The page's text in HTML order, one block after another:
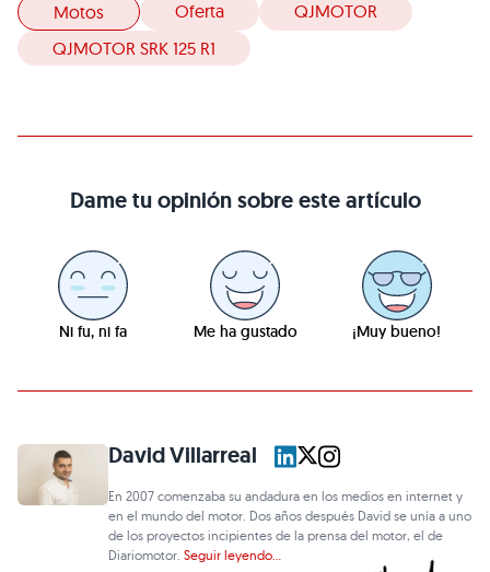
Motos Oferta
QJMOTOR
QJMOTOR SRK 125 R1
Dame tu opinión sobre este artículo
Ni fu, ni fa Me ha gustado ¡Muy bueno!
David Villarreal
En 2007 comenzaba su andadura en los medios en internet y
en el mundo del motor. Dos años después David se unía a uno
de los proyectos incipientes de la prensa del motor, el de
Diariomotor.Seguir leyendo...